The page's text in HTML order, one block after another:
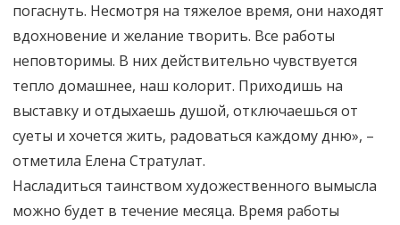
погаснуть. Несмотря на тяжелое время, они находят
вдохновение и желание творить. Все работы
неповторимы. В них действительно чувствуется
тепло домашнее, наш колорит. Приходишь на
выставку и отдыхаешь душой, отключаешься от
суеты и хочется жить, радоваться каждому дню», –
отметила Елена Стратулат.
Насладиться таинством художественного вымысла
можно будет в течение месяца. Время работы